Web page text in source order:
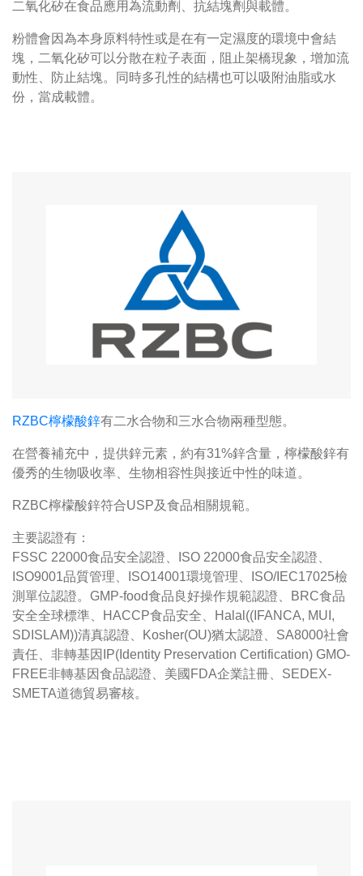
二氧化矽在食品應用為流動劑、抗結塊劑與載體。
粉體會因為本身原料特性或是在有一定濕度的環境中會結
塊，二氧化矽可以分散在粒子表面，阻止架橋現象，增加流
動性、防止結塊。同時多孔性的結構也可以吸附油脂或水
份，當成載體。
RZBC檸檬酸鋅有二水合物和三水合物兩種型態。
在營養補充中，提供鋅元素，約有31%鋅含量，檸檬酸鋅有
優秀的生物吸收率、生物相容性與接近中性的味道。
RZBC檸檬酸鋅符合USP及食品相關規範。
主要認證有：
FSSC 22000食品安全認證、ISO 22000食品安全認證、
ISO9001品質管理、ISO14001環境管理、ISO/IEC17025檢
測單位認證。GMP-food食品良好操作規範認證、BRC食品
安全全球標準、HACCP食品安全、Halal((IFANCA, MUI,
SDISLAM))清真認證、Kosher(OU)猶太認證、SA8000社會
責任、非轉基因IP(Identity Preservation Certification) GMO-
FREE非轉基因食品認證、美國FDA企業註冊、SEDEX-
SMETA道德貿易審核。